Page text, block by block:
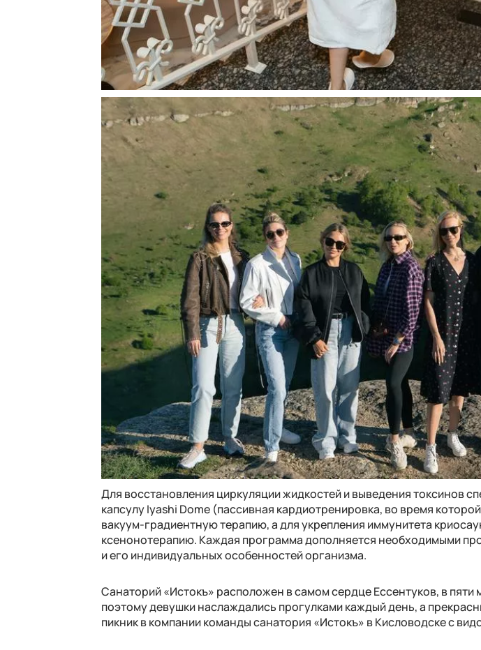
Для восстановления циркуляции жидкостей и выведения токсинов
капсулу Iyashi Dome (пассивная кардиотренировка, во время
вакуум-градиентную терапию, а для укрепления иммунитета
ксенонотерапию. Каждая программа дополняется необходимыми
и его индивидуальных особенностей организма.
Санаторий «Истокъ» расположен в самом сердце Ессентуков, в пяти
поэтому девушки наслаждались прогулками каждый день, а
пикник в компании команды санатория «Истокъ» в Кисловодске с